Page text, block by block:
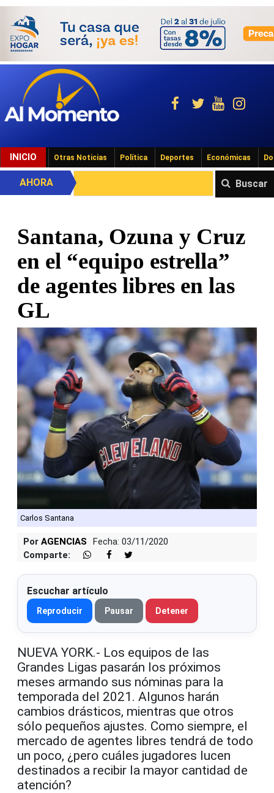
INICIO Otras Noticias Política Deportes Económicas
Buscar
AHORA
Santana, Ozuna y Cruz
en el “equipo estrella”
de agentes libres en las
GL
Carlos Santana
Por AGENCIAS
Fecha: 03/11/2020
Comparte:
Escuchar artículo
Reproducir Pausar Detener
NUEVA YORK.- Los equipos de las
Grandes Ligas pasarán los próximos
meses armando sus nóminas para la
temporada del 2021. Algunos harán
cambios drásticos, mientras que otros
sólo pequeños ajustes. Como siempre, el
mercado de agentes libres tendrá de todo
un poco, ¿pero cuáles jugadores lucen
destinados a recibir la mayor cantidad de
atención?